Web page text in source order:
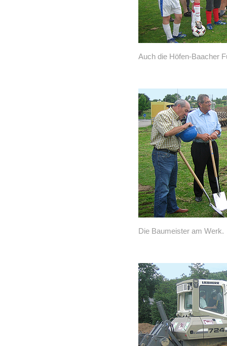
Auch die Höfen-Baacher
Die Baumeister am Werk.